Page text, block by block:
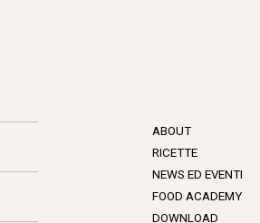
ABOUT
RICETTE
NEWS ED EVENTI
FOOD ACADEMY
DOWNLOAD